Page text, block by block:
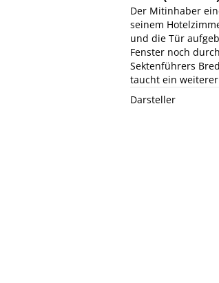
Der Mitinhaber
seinem
und die Tür
Fenster noch
Sektenführers
taucht ein
Darsteller